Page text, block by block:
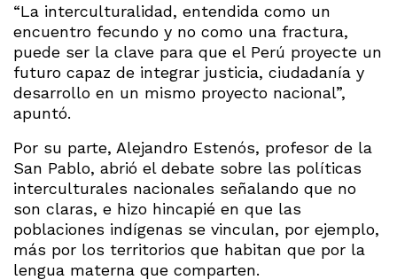
“La interculturalidad, entendida como un
encuentro fecundo y no como una fractura,
puede ser la clave para que el Perú proyecte un
futuro capaz de integrar justicia, ciudadanía y
desarrollo en un mismo proyecto nacional”,
apuntó.
Por su parte, Alejandro Estenós, profesor de la
San Pablo, abrió el debate sobre las políticas
interculturales nacionales señalando que no
son claras, e hizo hincapié en que las
poblaciones indígenas se vinculan, por ejemplo,
más por los territorios que habitan que por la
lengua materna que comparten.